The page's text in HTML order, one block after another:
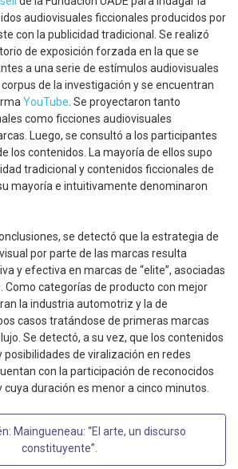
audiovisuales ficcionales producidos por
con la publicidad tradicional. Se realizó
de exposición forzada en la que se
a una serie de estímulos audiovisuales
de la investigación y se encuentran
YouTube . Se proyectaron tanto
como ficciones audiovisuales
Luego, se consultó a los participantes
los contenidos. La mayoría de ellos supo
tradicional y contenidos ficcionales de
mayoría e intuitivamente denominaron
se detectó que la estrategia de
por parte de las marcas resulta
y efectiva en marcas de “elite”, asociadas
Como categorías de producto con mejor
la industria automotriz y la de
casos tratándose de primeras marcas
Se detectó, a su vez, que los contenidos
posibilidades de viralización en redes
con la participación de reconocidos
duración es menor a cinco minutos.
Maingueneau: “El arte, un discurso
constituyente”